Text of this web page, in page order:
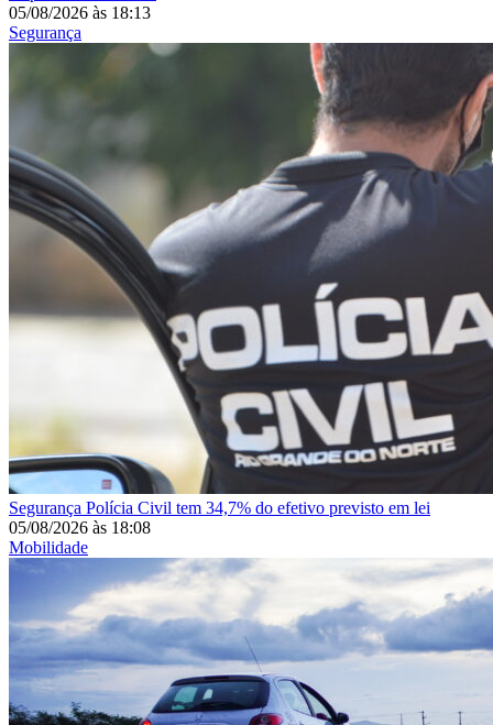
05/08/2026 às 18:13
Segurança
Segurança Polícia Civil tem 34,7% do efetivo previsto em lei
05/08/2026 às 18:08
Mobilidade